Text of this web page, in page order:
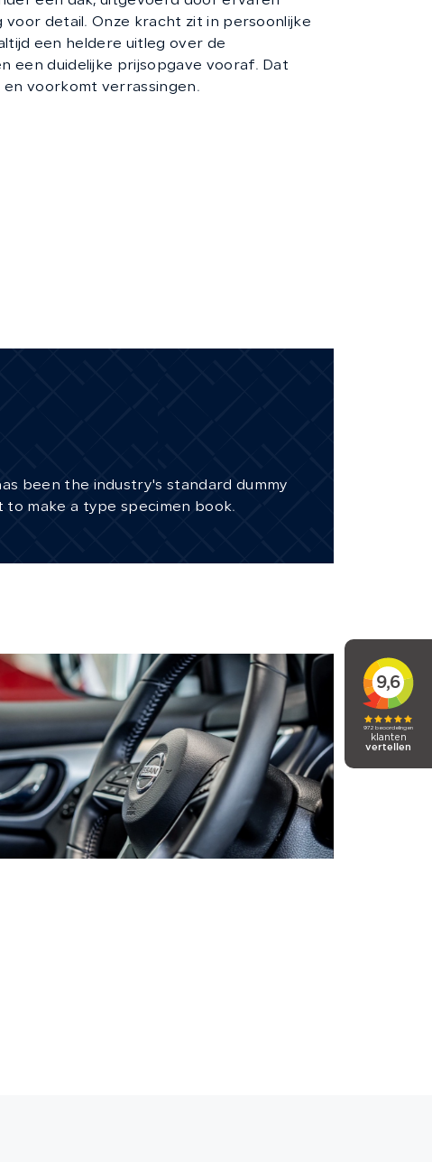
voor detail. Onze kracht zit in persoonlijke
een heldere uitleg over de
een duidelijke prijsopgave vooraf. Dat
voorkomt verrassingen.
been the industry's standard dummy
make a type specimen book.